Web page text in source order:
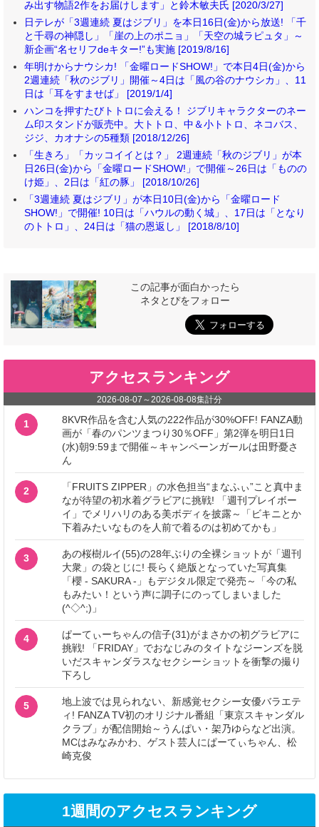
み出す物語2作をお届けします」と鈴木敏夫氏 [2020/3/27]
日テレが「3週連続 夏はジブリ」を本日16日(金)から放送! 「千
と千尋の神隠し」「崖の上のポニョ」「天空の城ラピュタ」～
新企画“名セリフdeキター!”も実施 [2019/8/16]
年明けからナウシカ! 「金曜ロードSHOW!」で本日4日(金)から
2週連続「秋のジブリ」開催～4日は「風の谷のナウシカ」、11
日は「耳をすませば」 [2019/1/4]
ハンコを押すたびトトロに会える！ ジブリキャラクターのネー
ム印スタンドが販売中。大トトロ、中＆小トトロ、ネコバス、
ジジ、カオナシの5種類 [2018/12/26]
「生きろ」「カッコイイとは？」 2週連続「秋のジブリ」が本
日26日(金)から「金曜ロードSHOW!」で開催～26日は「ものの
け姫」、2日は「紅の豚」 [2018/10/26]
「3週連続 夏はジブリ」が本日10日(金)から「金曜ロード
SHOW!」で開催! 10日は「ハウルの動く城」、17日は「となり
のトトロ」、24日は「猫の恩返し」 [2018/8/10]
この記事が面白かったら
ネタとぴをフォロー
アクセスランキング
2026-08-07 ～ 2026-08-08集計分
1
8KVR作品を含む人気の222作品が30%OFF! FANZA動
画が「春のパンツまつり30％OFF」第2弾を明日1日
(水)朝9:59まで開催～キャンペーンガールは田野憂さ
ん
2
「FRUITS ZIPPER」の水色担当“まなふぃ”こと真中ま
なが待望の初水着グラビアに挑戦! 「週刊プレイボー
イ」でメリハリのある美ボディを披露～「ビキニとか
下着みたいなものを人前で着るのは初めてかも」
3
あの桜樹ルイ(55)の28年ぶりの全裸ショットが「週刊
大衆」の袋とじに! 長らく絶版となっていた写真集
「櫻 - SAKURA -」もデジタル限定で発売～「今の私
もみたい！という声に調子にのってしまいました
(^◇^;)」
4
ぱーてぃーちゃんの信子(31)がまさかの初グラビアに
挑戦! 「FRIDAY」でおなじみのタイトなジーンズを脱
いだスキャンダラスなセクシーショットを衝撃の撮り
下ろし
5
地上波では見られない、新感覚セクシー女優バラエテ
ィ! FANZA TV初のオリジナル番組「東京スキャンダル
クラブ」が配信開始～うんぱい・架乃ゆらなど出演。
MCはみなみかわ、ゲスト芸人にぱーてぃちゃん、松
崎克俊
1週間のアクセスランキング